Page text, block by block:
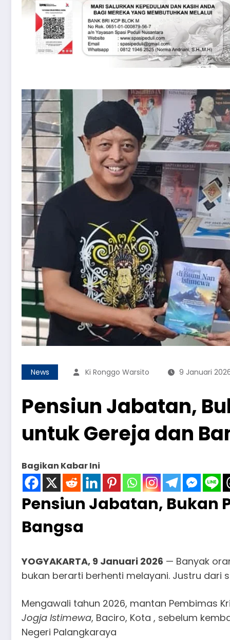
News Ki Ronggo Warsito 9 Januari
Pensiun Jabatan,
untuk Gereja dan
Bagikan Kabar Ini
Pensiun Jabatan, Bukan
Bangsa
YOGYAKARTA, 9 Januari 2026 — Banyak
bukan berarti berhenti melayani. Justru dari
Mengawali tahun 2026, mantan Pembimas
Jogja Istimewa, Baciro, Kota , sebelum
Negeri Palangkaraya